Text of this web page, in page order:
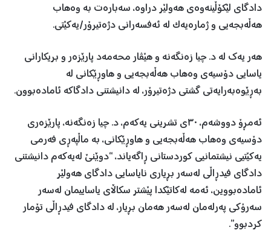
دادگای لێکۆڵینەوەی هەولێر دراوە، سەبارەت بە وەهاب
هەڵەبجەیی و ژمارەیەک لە ئەفسەرانی دژەتیرۆر/یەکێتی.
هەر یەك لە د. چیا زەنگەنە و هێڤار محەمەد پارێزەر و بریكارانی
یاسایی دۆسیەی وەهاب هەڵەبجەیی و هاوڕێكانی لە
بەڕێوەبەرایەتی گشتی دژەتیرۆر، لە دانیشتنی دادگاکە ئامادەبوون.
ئەمڕۆ دووشەم، ٣٠ی تشرینی یەکەم، د. چیا زەنگەنە، پارێزەری
دۆسیەی وەهاب هەڵەبجەیی و هاوڕ‌ێكانی، بە ماڵپەڕی فەرمی
یەکێتیی نیشتمانیی کوردستانی ڕاگەیاند، “دوێنێ لەیەكەم دانیشتنی
دادگای فیدڕاڵی لەسەر بڕیاری نایاسایی دادگای هەولێر
ئامادەبووین، ئەمە لەكاتێكدا پێشتر سكاڵای یاساییمان لەسەر
سەرۆكی پەرلەمان لەسەر هەمان بڕیار، لە دادگای فیدڕاڵی تۆمار
كردبوو”.